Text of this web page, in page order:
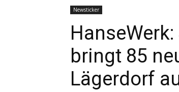
Newsticker
bringt 85
Lägerdorf